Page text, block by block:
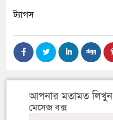
ট্যাগস
আপনার মতামত লিখুন
মেসেজ বক্স